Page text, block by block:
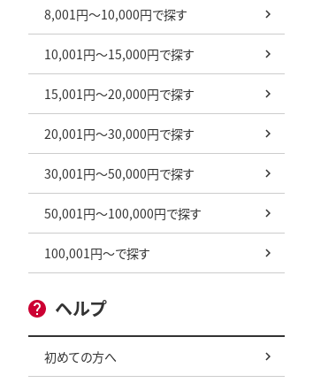
8,001円～10,000円で探す
10,001円～15,000円で探す
15,001円～20,000円で探す
20,001円～30,000円で探す
30,001円～50,000円で探す
50,001円～100,000円で探す
100,001円～で探す
ヘルプ
初めての方へ